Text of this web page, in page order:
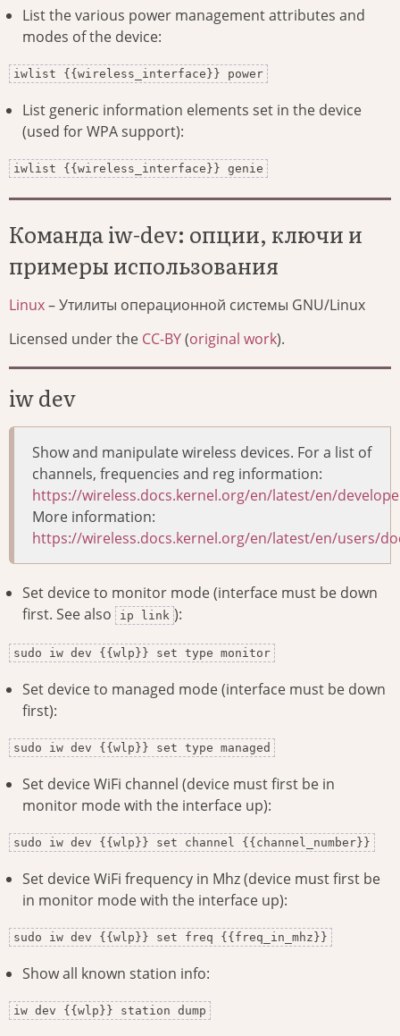
List the various power management attributes and
modes of the device:
iwlist {{wireless_interface}} power
List generic information elements set in the device
(used for WPA support):
iwlist {{wireless_interface}} genie
Команда iw-dev: опции, ключи и
примеры использования
Linux– Утилиты операционной системы GNU/Linux
Licensed under the CC-BY(original work).
iw dev
Show and manipulate wireless devices. For a list of
channels, frequencies and reg information:
https://wireless.docs.kernel.org/en/latest/en/
More information:
https://wireless.docs.kernel.org/en/latest/en/users/
Set device to monitor mode (interface must be down
first. See also
ip link ):
sudo iw dev {{wlp}} set type monitor
Set device to managed mode (interface must be down
first):
sudo iw dev {{wlp}} set type managed
Set device WiFi channel (device must first be in
monitor mode with the interface up):
sudo iw dev {{wlp}} set channel {{channel_number}}
Set device WiFi frequency in Mhz (device must first be
in monitor mode with the interface up):
sudo iw dev {{wlp}} set freq {{freq_in_mhz}}
Show all known station info:
iw dev {{wlp}} station dump